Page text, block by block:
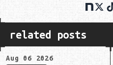
related posts
Aug 06 2026